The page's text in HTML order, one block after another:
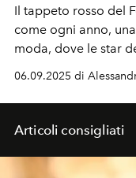
Il tappeto rosso del
come ogni anno,
moda, dove le star
06.09.2025 di
Articoli consigliati